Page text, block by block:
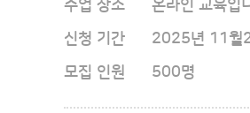
수업 장소
온라인 교육입
신청 기간
2025년 11월
모집 인원
500명